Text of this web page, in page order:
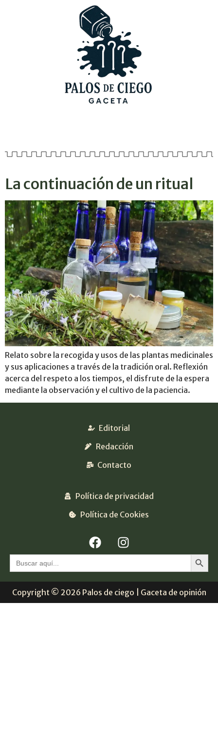
La continuación de un ritual
Relato sobre la recogida y usos de las plantas medicinales
y sus aplicaciones a través de la tradición oral. Reflexión
acerca del respeto a los tiempos, el disfrute de la espera
mediante la observación y el cultivo de la paciencia.
Editorial
Redacción
Contacto
Política de privacidad
Política de Cookies
Buscar: Botón
Copyright © 2026 Palos de ciego | Gaceta de opinión